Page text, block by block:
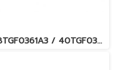
38TGF0361A3 / 40TGF0361UP แอร์แคเรียร์ รุ่นฝังฝ้า 4 ทิศทาง Carrier 4-Way Cassette Type Fixed Speed น้ำยา R32 (380V./ไฟ 3 เฟส) พร้อมบริการติดตั้ง